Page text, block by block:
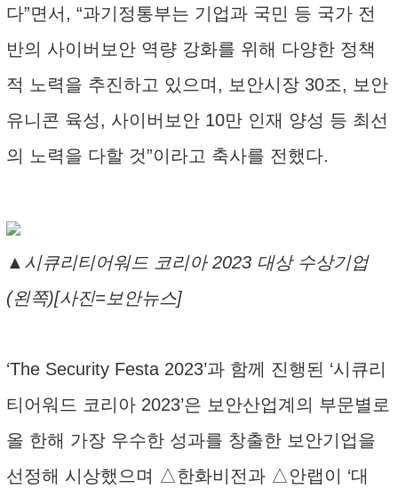
다”면서, “과기정통부는 기업과 국민 등 국가 전
반의 사이버보안 역량 강화를 위해 다양한 정책
적 노력을 추진하고 있으며, 보안시장 30조, 보안
유니콘 육성, 사이버보안 10만 인재 양성 등 최선
의 노력을 다할 것”이라고 축사를 전했다.
▲시큐리티어워드 코리아 2023 대상 수상기업
(왼쪽)[사진=보안뉴스]
‘The Security Festa 2023’과 함께 진행된 ‘시큐리
티어워드 코리아 2023’은 보안산업계의 부문별로
올 한해 가장 우수한 성과를 창출한 보안기업을
선정해 시상했으며 △한화비전과 △안랩이 ‘대